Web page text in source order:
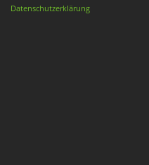
Datenschutzerklärung